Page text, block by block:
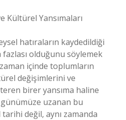
Kültürel Yansımaları
hatıraların kaydedildiği
olduğunu söylemek
içinde toplumların
değişimlerini ve
birer yansıma haline
günümüze uzanan bu
değil, aynı zamanda